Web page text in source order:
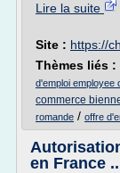
Lire la suite
Site : https://
Thèmes liés :
d'emploi employee
commerce
romande / offre
en France